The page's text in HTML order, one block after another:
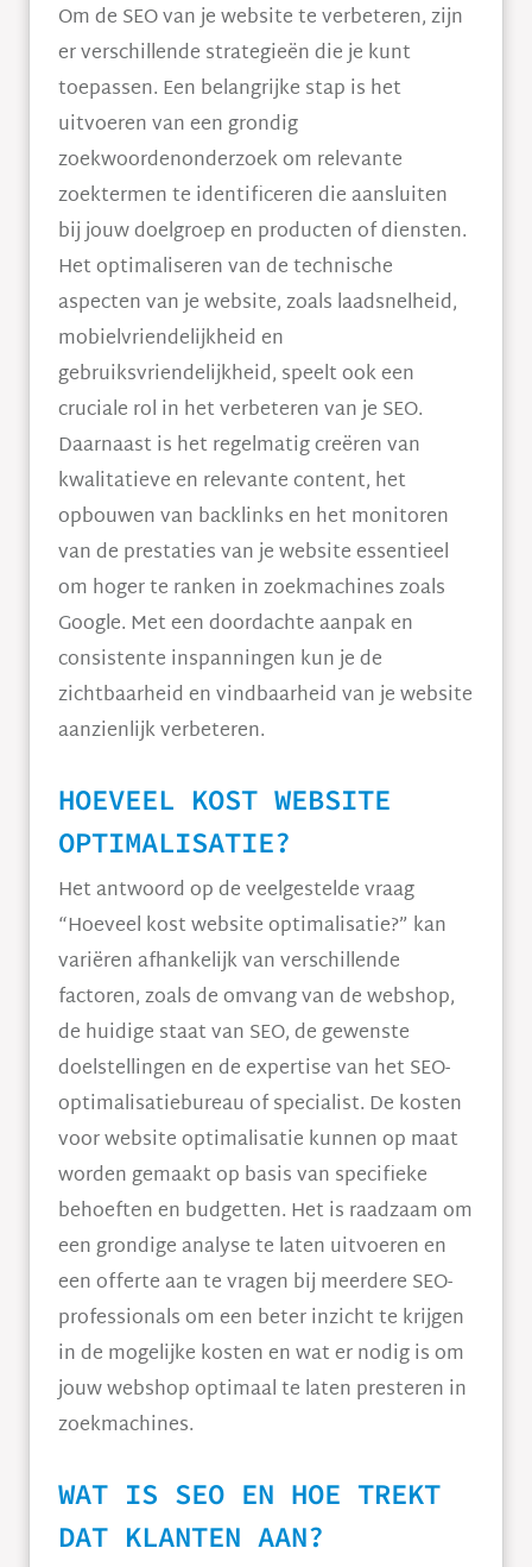
Om de SEO van je website te verbeteren, zijn
er verschillende strategieën die je kunt
toepassen. Een belangrijke stap is het
uitvoeren van een grondig
zoekwoordenonderzoek om relevante
zoektermen te identificeren die aansluiten
bij jouw doelgroep en producten of diensten.
Het optimaliseren van de technische
aspecten van je website, zoals laadsnelheid,
mobielvriendelijkheid en
gebruiksvriendelijkheid, speelt ook een
cruciale rol in het verbeteren van je SEO.
Daarnaast is het regelmatig creëren van
kwalitatieve en relevante content, het
opbouwen van backlinks en het monitoren
van de prestaties van je website essentieel
om hoger te ranken in zoekmachines zoals
Google. Met een doordachte aanpak en
consistente inspanningen kun je de
zichtbaarheid en vindbaarheid van je website
aanzienlijk verbeteren.
HOEVEEL KOST WEBSITE
OPTIMALISATIE?
Het antwoord op de veelgestelde vraag
“Hoeveel kost website optimalisatie?” kan
variëren afhankelijk van verschillende
factoren, zoals de omvang van de webshop,
de huidige staat van SEO, de gewenste
doelstellingen en de expertise van het SEO-
optimalisatiebureau of specialist. De kosten
voor website optimalisatie kunnen op maat
worden gemaakt op basis van specifieke
behoeften en budgetten. Het is raadzaam om
een grondige analyse te laten uitvoeren en
een offerte aan te vragen bij meerdere SEO-
professionals om een beter inzicht te krijgen
in de mogelijke kosten en wat er nodig is om
jouw webshop optimaal te laten presteren in
zoekmachines.
WAT IS SEO EN HOE TREKT
DAT KLANTEN AAN?